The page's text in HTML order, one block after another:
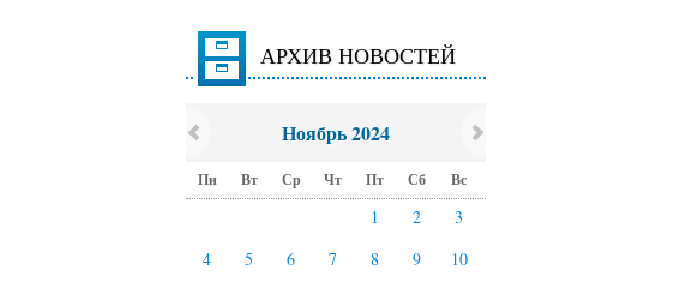
АРХИВ НОВОСТЕЙ
Ноябрь 2024
Пн Вт Ср Чт Пт Сб Вс
1 2
3
4
5 6 7 8 9
10